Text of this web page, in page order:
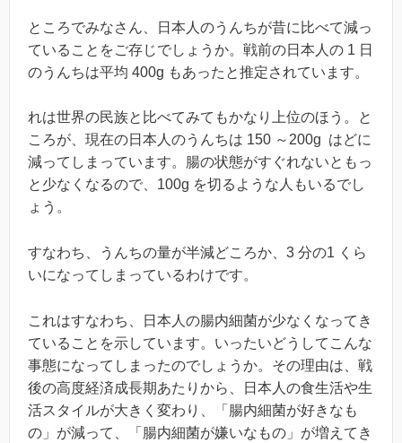
ところでみなさん、日本人のうんちが昔に比べて減っ
ていることをご存じでしょうか。戦前の日本人の 1 日
のうんちは平均 400g もあったと推定されています。
れは世界の民族と比べてみてもかなり上位のほう。と
ころが、現在の日本人のうんちは 150 ～200g はどに
減ってしまっています。腸の状態がすぐれないともっ
と少なくなるので、100g を切るような人もいるでし
ょう。
すなわち、うんちの量が半減どころか、3 分の1 くら
いになってしまっているわけです。
これはすなわち、日本人の腸内細菌が少なくなってき
ていることを示しています。いったいどうしてこんな
事態になってしまったのでしょうか。その理由は、戦
後の高度経済成長期あたりから、日本人の食生活や生
活スタイルが大きく変わり、「腸内細菌が好きなも
の」が減って、「腸内細菌が嫌いなもの」が増えてき